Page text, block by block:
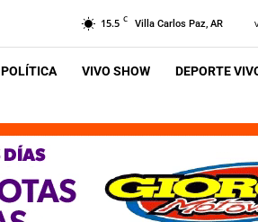
15.5 C Villa Carlos Paz, AR
POLÍTICA VIVO SHOW DEPORTE